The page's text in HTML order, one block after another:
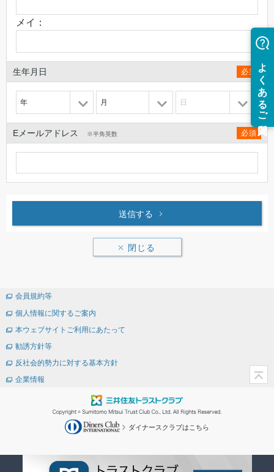
メイ：
生年月日 必須
年 月 日
Eメールアドレス ※半角英数 必須
送信する
閉じる
会員規約等
個人情報に関するご案内
本ウェブサイトご利用にあたって
勧誘方針等
反社会的勢力に対する基本方針
企業情報
ダイナースクラブはこちら